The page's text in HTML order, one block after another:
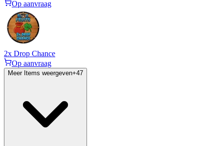
Op aanvraag
2x Drop Chance
Op aanvraag
Meer Items weergeven+47